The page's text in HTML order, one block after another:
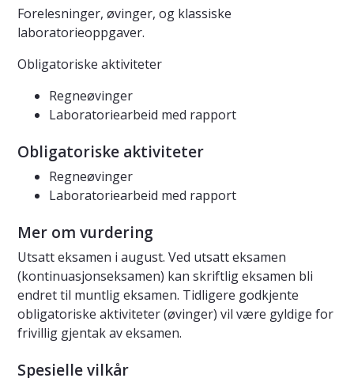
Forelesninger, øvinger, og klassiske
laboratorieoppgaver.
Obligatoriske aktiviteter
Regneøvinger
Laboratoriearbeid med rapport
Obligatoriske aktiviteter
Regneøvinger
Laboratoriearbeid med rapport
Mer om vurdering
Utsatt eksamen i august. Ved utsatt eksamen
(kontinuasjonseksamen) kan skriftlig eksamen bli
endret til muntlig eksamen. Tidligere godkjente
obligatoriske aktiviteter (øvinger) vil være gyldige for
frivillig gjentak av eksamen.
Spesielle vilkår